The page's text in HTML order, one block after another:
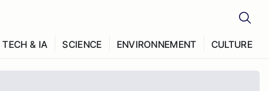
TECH & IA SCIENCE ENVIRONNEMENT CULTURE